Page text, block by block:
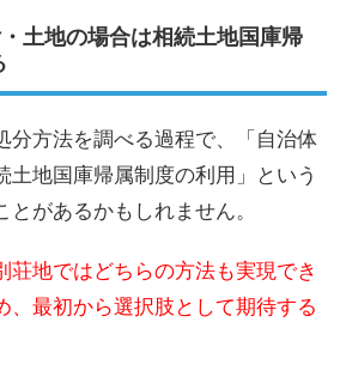
土地の場合は相続土地国庫帰
分方法を調べる過程で、「自治体
土地国庫帰属制度の利用」という
があるかもしれません。
荘地ではどちらの方法も実現でき
、最初から選択肢として期待する